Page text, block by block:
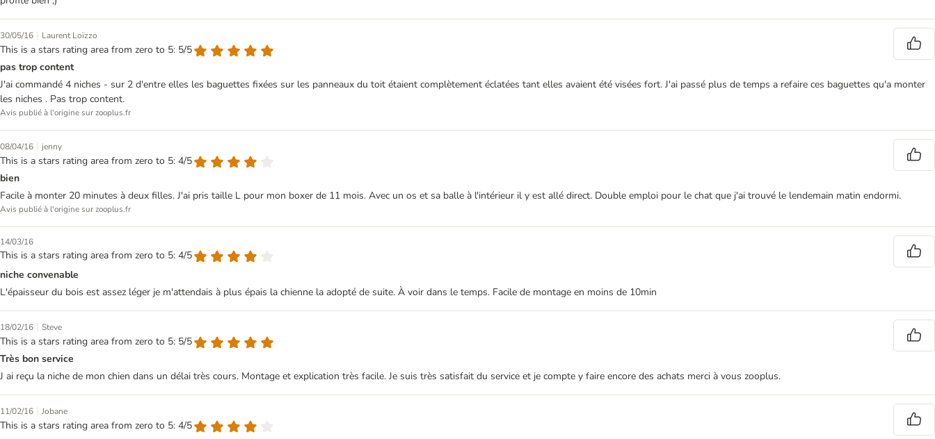
30/05/16 | Laurent Loïzzo
This is a stars rating area from zero to 5: 5/5
pas trop content
J'ai commandé 4 niches - sur 2 d'entre elles les baguettes fixées sur les panneaux du toit étaient complètement éclatées tant elles avaient été visées fort. J'ai passé plus de temps a refaire ces baguettes qu'a monter
les niches . Pas trop content.
Avis publié à l'origine sur zooplus.fr
08/04/16 | jenny
This is a stars rating area from zero to 5: 4/5
bien
Facile à monter 20 minutes à deux filles. J'ai pris taille L pour mon boxer de 11 mois. Avec un os et sa balle à l'intérieur il y est allé direct. Double emploi pour le chat que j'ai trouvé le lendemain matin endormi.
Avis publié à l'origine sur zooplus.fr
14/03/16
This is a stars rating area from zero to 5: 4/5
niche convenable
L'épaisseur du bois est assez léger je m'attendais à plus épais la chienne la adopté de suite. À voir dans le temps. Facile de montage en moins de 10min
18/02/16 | Steve
This is a stars rating area from zero to 5: 5/5
Très bon service
J ai reçu la niche de mon chien dans un délai très cours. Montage et explication très facile. Je suis très satisfait du service et je compte y faire encore des achats merci à vous zooplus.
11/02/16 | Jobane
This is a stars rating area from zero to 5: 4/5